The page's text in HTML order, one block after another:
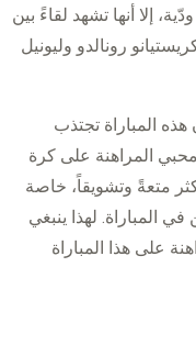
إلا أنها تشهد لقاءً بين
رونالدو وليونيل
هذه المباراة تجتذب
المراهنة على كرة
متعةً وتشويقاً، خاصة
المباراة. لهذا ينبغي
على هذا المباراة